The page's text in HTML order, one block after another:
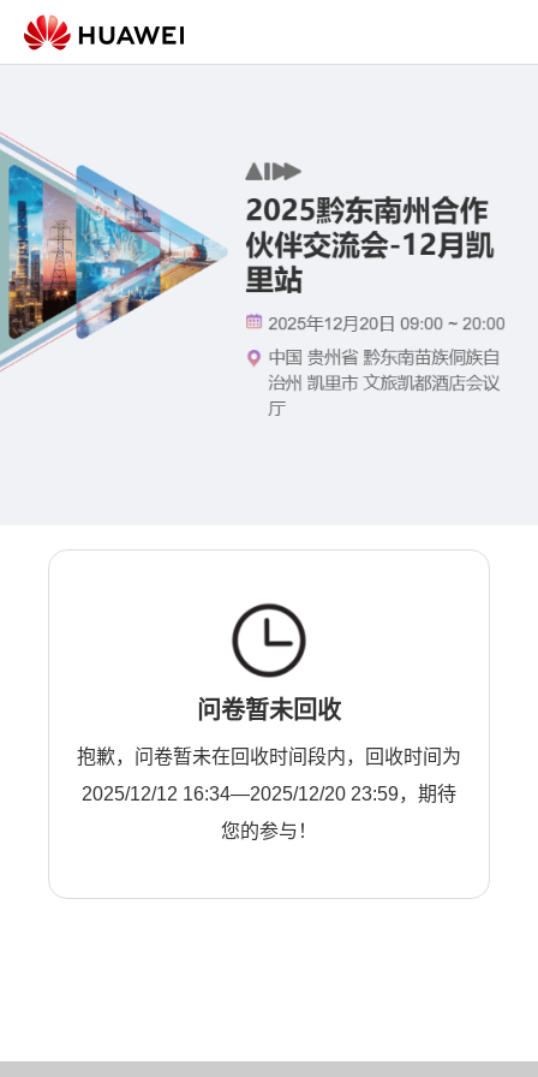
问卷暂未回收
抱歉，问卷暂未在回收时间段内，回收时间为
2025/12/12 16:34—2025/12/20 23:59，期待
您的参与！